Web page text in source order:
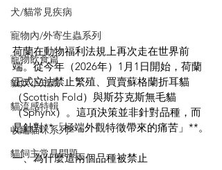
犬/貓常見疾病
寵物內/外寄生蟲系列
寵物飲食篇
貓奴小知識
貓流感特輯
收編貓咪系列
貓飼主常見問題
荷蘭在動物福利法規上再次走在世界前
端。從今年（2026年）1月1日開始，荷蘭
正式立法禁止繁殖、買賣蘇格蘭折耳貓
（Scottish Fold）與斯芬克斯無毛貓
（Sphynx）。這項決策並非針對品種，而
是針對**「極端外觀特徵帶來的痛苦」**。
一、為什麼這兩個品種被禁止